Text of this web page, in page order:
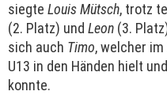
siegte Louis Mütsch, trotz
(2. Platz) und Leon (3.
sich auch Timo, welcher
U13 in den Händen hielt
konnte.